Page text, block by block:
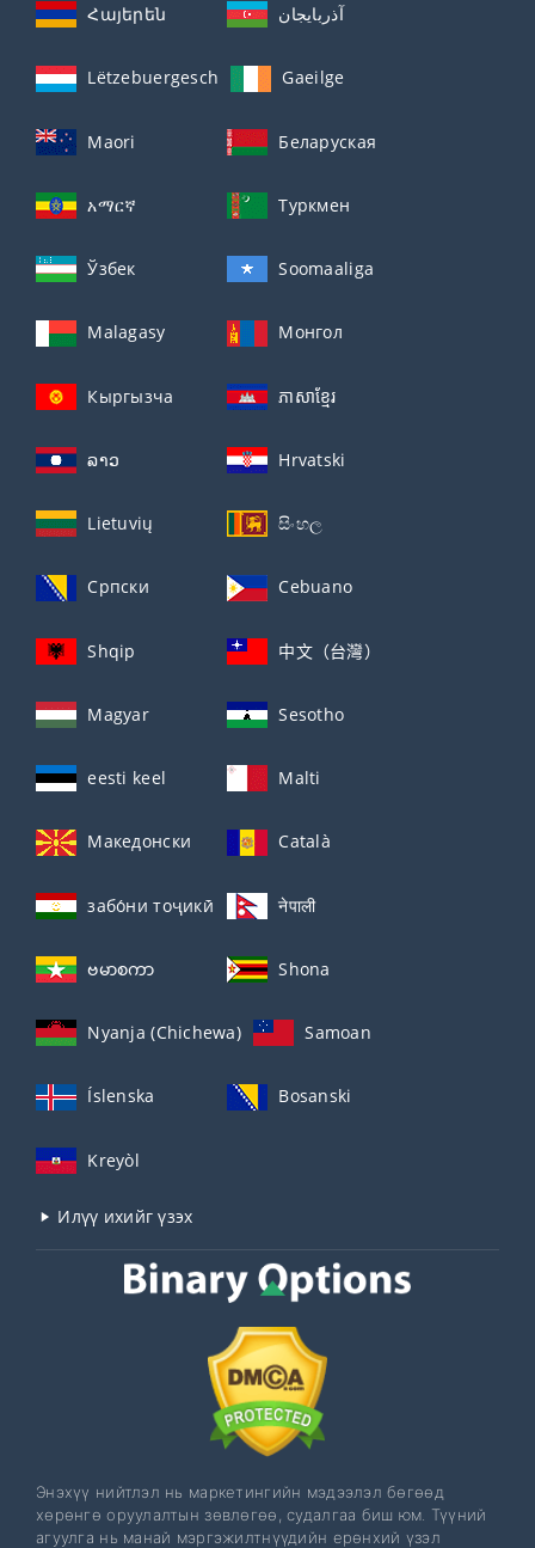
Հայերեն آذربايجان
Lëtzebuergesch Gaeilge
Maori Беларуская
አማርኛ Туркмен
Ўзбек Soomaaliga
Malagasy Монгол
Кыргызча ភាសាខ្មែរ
ລາວ Hrvatski
Lietuvių සිංහල
Српски Cebuano
Shqip 中文（台灣）
Magyar Sesotho
eesti keel Malti
Македонски Català
забо́ни тоҷикӣ́ नेपाली
ဗမာစကာ Shona
Nyanja (Chichewa) Samoan
Íslenska Bosanski
Kreyòl
Илүү ихийг үзэх
Энэхүү нийтлэл нь маркетингийн мэдээлэл бөгөөд
хөрөнгө оруулалтын зөвлөгөө, судалгаа биш юм. Түүний
агуулга нь манай мэргэжилтнүүдийн ерөнхий үзэл